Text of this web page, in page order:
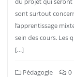
sont surtout
l’apprentissage
sein des cours. Les
[…]
Pédagogie 0